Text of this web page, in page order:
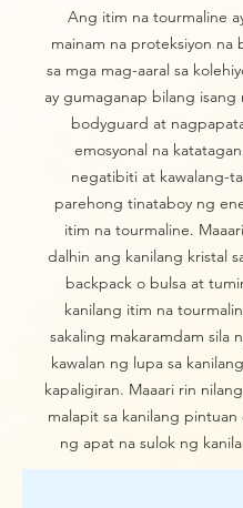
Ang itim na tourmaline
mainam na proteksiyon na
sa mga mag-aaral sa
ay gumaganap bilang isang
bodyguard at
emosyonal na
negatibiti at kawalang-
parehong tinataboy ng
itim na tourmaline.
dalhin ang kanilang kristal
backpack o bulsa at
kanilang itim na
sakaling makaramdam sila
kawalan ng lupa sa
kapaligiran. Maaari rin
malapit sa kanilang pintuan
ng apat na sulok ng